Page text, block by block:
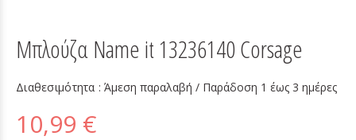
Μπλούζα Name it 13236140 Corsage
Διαθεσιμότητα :Άμεση παραλαβή / Παράδoση 1 έως 3 ημέρες
10,99 €